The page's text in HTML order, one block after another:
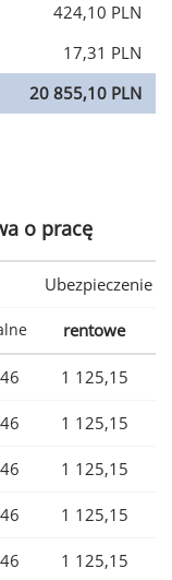
424,10 PLN
17,31 PLN
20 855,10 PLN
o pracę
Ubezpieczenie
rentowe
1 125,15
1 125,15
1 125,15
1 125,15
1 125,15